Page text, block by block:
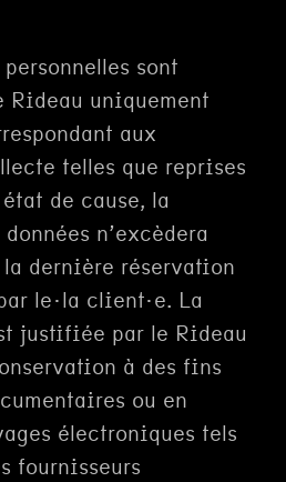
sont
Rideau uniquement
aux
telles que reprises
de cause, la
n’excèdera
dernière réservation
le·la client·e. La
justifiée par le Rideau
à des fins
ou en
électroniques tels
fournisseurs